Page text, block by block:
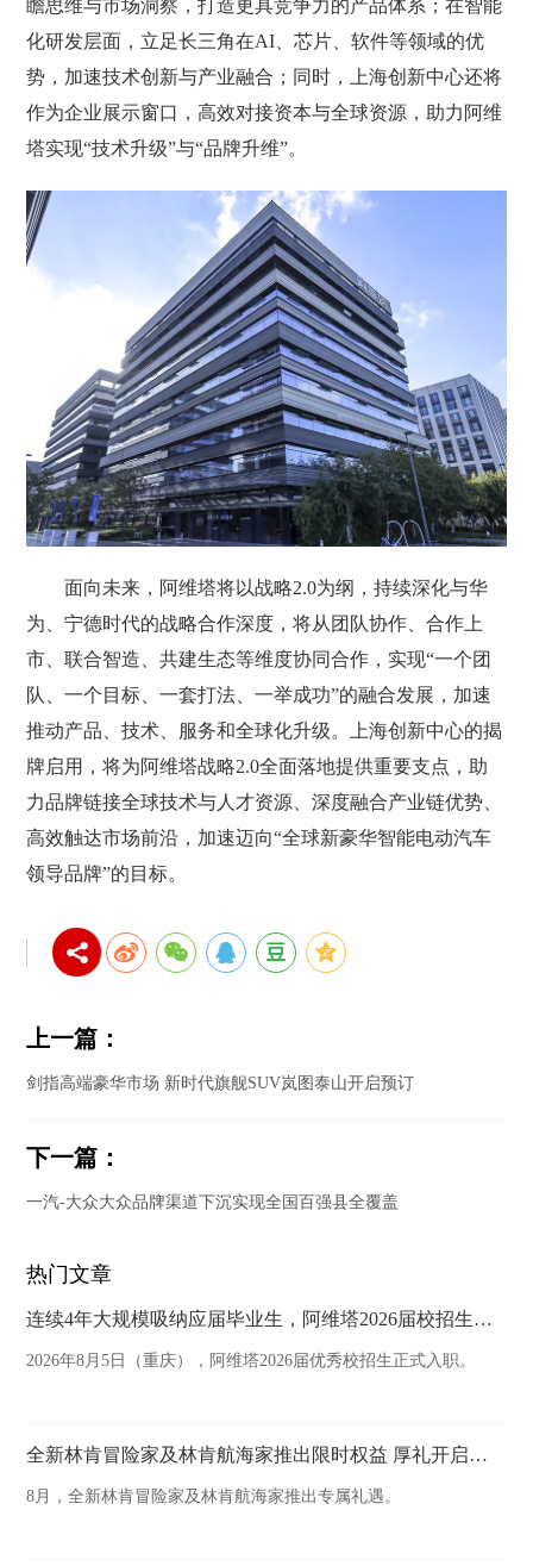
瞻思维与市场洞察，打造更具竞争力的产品体系；在智能
化研发层面，立足长三角在AI、芯片、软件等领域的优
势，加速技术创新与产业融合；同时，上海创新中心还将
作为企业展示窗口，高效对接资本与全球资源，助力阿维
塔实现“技术升级”与“品牌升维”。
面向未来，阿维塔将以战略2.0为纲，持续深化与华
为、宁德时代的战略合作深度，将从团队协作、合作上
市、联合智造、共建生态等维度协同合作，实现“一个团
队、一个目标、一套打法、一举成功”的融合发展，加速
推动产品、技术、服务和全球化升级。上海创新中心的揭
牌启用，将为阿维塔战略2.0全面落地提供重要支点，助
力品牌链接全球技术与人才资源、深度融合产业链优势、
高效触达市场前沿，加速迈向“全球新豪华智能电动汽车
领导品牌”的目标。
上一篇：
剑指高端豪华市场 新时代旗舰SUV岚图泰山开启预订
下一篇：
一汽-大众大众品牌渠道下沉实现全国百强县全覆盖
热门文章
连续4年大规模吸纳应届毕业生，阿维塔2026届校招生正式入职
2026年8月5日（重庆），阿维塔2026届优秀校招生正式入职。
全新林肯冒险家及林肯航海家推出限时权益 厚礼开启豪华臻享
8月，全新林肯冒险家及林肯航海家推出专属礼遇。